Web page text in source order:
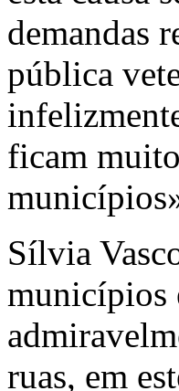
demandas
pública
ficam
Sílvia
municípios
ruas, em